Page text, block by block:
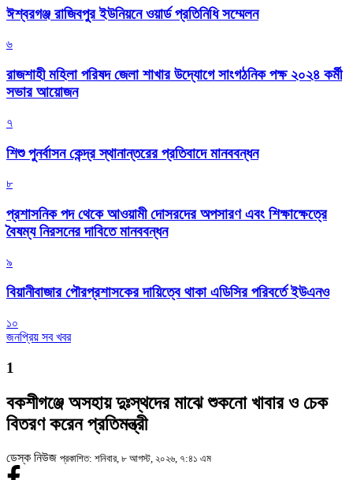
ঈশ্বরগঞ্জ রাজিবপুর ইউনিয়নে ওয়ার্ড প্রতিনিধি সম্মেলন
৬
রাজশাহী মহিলা পরিষদ জেলা শাখার উদ্যোগে সাংগঠনিক পক্ষ ২০২৪ কর্মী
সভার আয়োজন
৭
শিশু পুনর্বাসন কেন্দ্র স্থানান্তরের প্রতিবাদে মানববন্ধন
৮
প্রশাসনিক পদ থেকে আওয়ামী দোসরদের অপসারণ এবং শিক্ষাক্ষেত্রে
বৈষম্য নিরসনের দাবিতে মানববন্ধন
৯
বিয়ানীবাজার পৌরপ্রশাসকের দায়িত্বে থাকা এডিসির পরিবর্তে ইউএনও
১০
জনপ্রিয় সব খবর
1
বকশীগঞ্জে অসহায় দুঃস্থদের মাঝে শুকনো খাবার ও চেক
বিতরণ করেন প্রতিমন্ত্রী
ডেস্ক নিউজ প্রকাশিত: শনিবার, ৮ আগস্ট, ২০২৬, ৭:৪১ এম